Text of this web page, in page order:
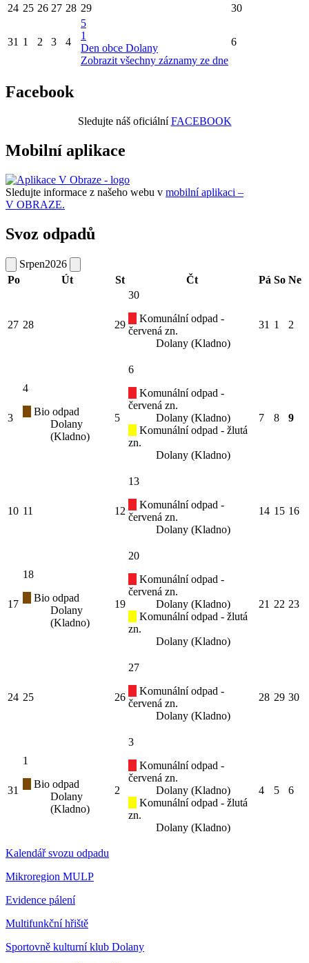
24 25 26 27 28 29 30
31 1 2 3 4
5
1
Den obce Dolany
Zobrazit všechny záznamy ze dne
6
Facebook
Sledujte náš oficiálníFACEBOOK
Mobilní aplikace
Sledujte informace z našeho webu v mobilní aplikaci –
V OBRAZE.
Svoz odpadů
Srpen2026
Po
Út St Čt Pá So Ne
27 28 29
30
Komunální odpad -
červená zn.
Dolany (Kladno)
31 1 2
3
4
Bio odpad
Dolany
(Kladno)
5
6
Komunální odpad -
červená zn.
Dolany (Kladno)
Komunální odpad - žlutá
zn.
Dolany (Kladno)
7 8 9
10 11 12
13
Komunální odpad -
červená zn.
Dolany (Kladno)
14 15 16
17
18
Bio odpad
Dolany
(Kladno)
19
20
Komunální odpad -
červená zn.
Dolany (Kladno)
Komunální odpad - žlutá
zn.
Dolany (Kladno)
21 22 23
24 25 26
27
Komunální odpad -
červená zn.
Dolany (Kladno)
28 29 30
31
1
Bio odpad
Dolany
(Kladno)
2
3
Komunální odpad -
červená zn.
Dolany (Kladno)
Komunální odpad - žlutá
zn.
Dolany (Kladno)
4 5 6
Kalendář svozu odpadu
Mikroregion MULP
Evidence pálení
Multifunkční hřiště
Sportovně kulturní klub Dolany